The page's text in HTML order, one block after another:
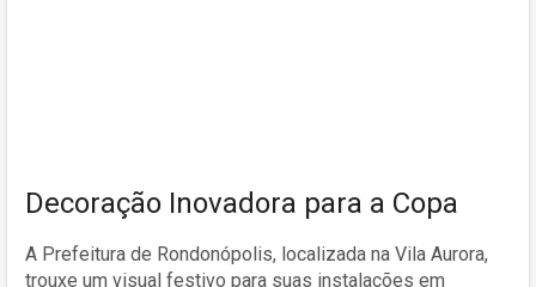
Decoração Inovadora para a Copa
A Prefeitura de Rondonópolis, localizada na Vila Aurora,
trouxe um visual festivo para suas instalações em